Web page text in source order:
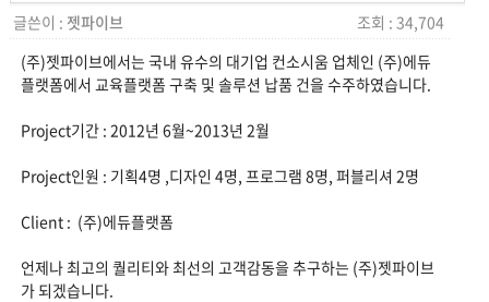
글쓴이 : 젯파이브
조회 : 34,704
(주)젯파이브에서는 국내 유수의 대기업 컨소시움 업체인 (주)에듀
플랫폼에서 교육플랫폼 구축 및 솔루션 납품 건을 수주하였습니다.
Project기간 : 2012년 6월~2013년 2월
Project인원 : 기획4명 ,디자인 4명, 프로그램 8명, 퍼블리셔 2명
Client : (주)에듀플랫폼
언제나 최고의 퀄리티와 최선의 고객감동을 추구하는 (주)젯파이브
가 되겠습니다.